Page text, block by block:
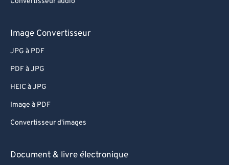
Image Convertisseur
JPG à PDF
PDF à JPG
HEIC à JPG
Image à PDF
Convertisseur d'images
Document & livre électronique